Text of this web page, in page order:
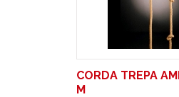
CORDA TREPA
M